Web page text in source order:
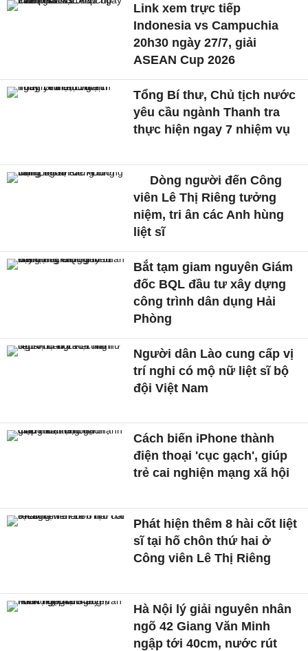
Link xem trực tiếp
Indonesia vs Campuchia
20h30 ngày 27/7, giải
ASEAN Cup 2026
Tổng Bí thư, Chủ tịch nước
yêu cầu ngành Thanh tra
thực hiện ngay 7 nhiệm vụ
Dòng người đến Công
viên Lê Thị Riêng tưởng
niệm, tri ân các Anh hùng
liệt sĩ
Bắt tạm giam nguyên Giám
đốc BQL đầu tư xây dựng
công trình dân dụng Hải
Phòng
Người dân Lào cung cấp vị
trí nghi có mộ nữ liệt sĩ bộ
đội Việt Nam
Cách biến iPhone thành
điện thoại 'cục gạch', giúp
trẻ cai nghiện mạng xã hội
Phát hiện thêm 8 hài cốt liệt
sĩ tại hố chôn thứ hai ở
Công viên Lê Thị Riêng
Hà Nội lý giải nguyên nhân
ngõ 42 Giang Văn Minh
ngập tới 40cm, nước rút